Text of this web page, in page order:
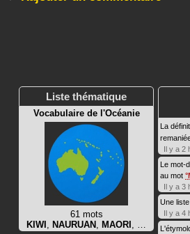
Liste thématique
Vocabulaire de l'Océanie
61 mots
KIWI NAURUAN MAORI
La
Il y a 2
Le mot-
au mot
Il y a 3
Une liste
Il y a 4